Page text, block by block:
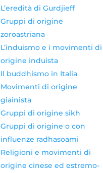
L’eredità di Gurdjieff
Gruppi di origine
zoroastriana
L’induismo e i movimenti di
origine induista
Il buddhismo in Italia
Movimenti di origine
giainista
Gruppi di origine sikh
Gruppi di origine o con
influenze radhasoami
Religioni e movimenti di
origine cinese ed estremo-